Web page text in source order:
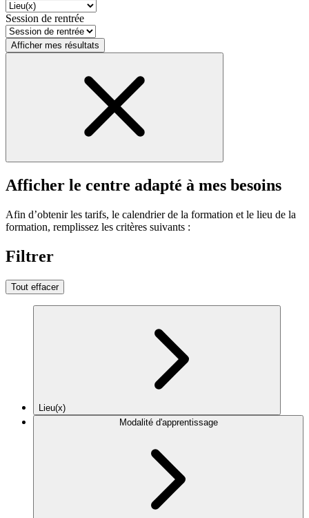
Session de rentrée
Afficher mes résultats
Afficher le centre adapté à mes besoins
Afin d’obtenir les tarifs, le calendrier de la formation et le lieu de la
formation, remplissez les critères suivants :
Filtrer
Tout effacer
Lieu(x)
Modalité d'apprentissage